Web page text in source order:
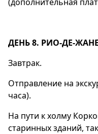
ДЕНЬ 8. РИО-ДЕ-
Завтрак.
Отправление на
часа).
На пути к холму
старинных зданий,